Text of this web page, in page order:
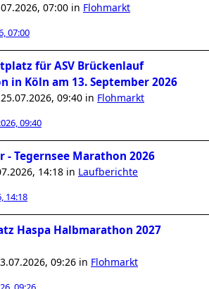
07:00 in Flohmarkt
07:00
für ASV Brückenlauf
in Köln am 13. September 2026
25.07.2026, 09:40 in Flohmarkt
09:40
- Tegernsee Marathon 2026
14:18 in Laufberichte
14:18
Haspa Halbmarathon 2027
09:26 in Flohmarkt